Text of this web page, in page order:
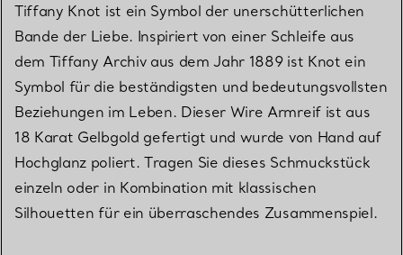
Tiffany Knot ist ein Symbol der unerschütterlichen
Bande der Liebe. Inspiriert von einer Schleife aus
dem Tiffany Archiv aus dem Jahr 1889 ist Knot ein
Symbol für die beständigsten und bedeutungsvollsten
Beziehungen im Leben. Dieser Wire Armreif ist aus
18 Karat Gelbgold gefertigt und wurde von Hand auf
Hochglanz poliert. Tragen Sie dieses Schmuckstück
einzeln oder in Kombination mit klassischen
Silhouetten für ein überraschendes Zusammenspiel.